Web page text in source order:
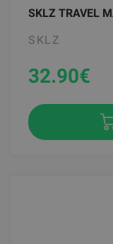
SKLZ TRAVEL
SKLZ
32.90€